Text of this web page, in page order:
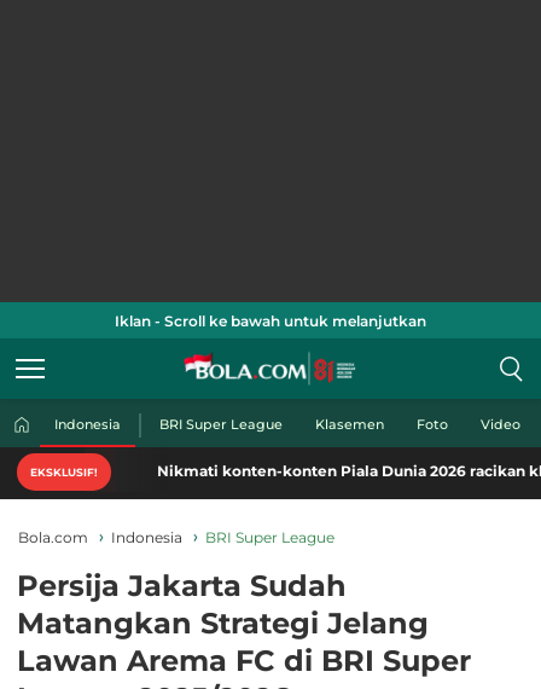
Iklan - Scroll ke bawah untuk melanjutkan
Indonesia BRI Super League Klasemen Foto Video
EKSKLUSIF! Nikmati konten-konten Piala Dunia 2026 racikan khas
Bola.com Indonesia BRI Super League
Persija Jakarta Sudah
Matangkan Strategi Jelang
Lawan Arema FC di BRI Super